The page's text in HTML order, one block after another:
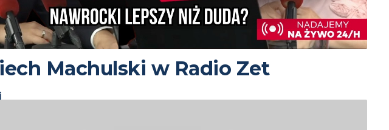
Machulski w Radio Zet